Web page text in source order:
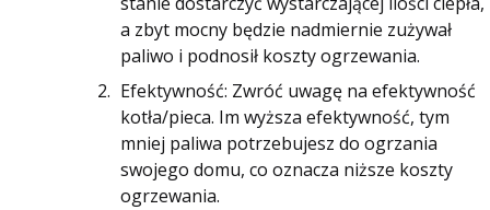
a zbyt mocny będzie nadmiernie zużywał
paliwo i podnosił koszty ogrzewania.
Efektywność: Zwróć uwagę na efektywność
kotła/pieca. Im wyższa efektywność, tym
mniej paliwa potrzebujesz do ogrzania
swojego domu, co oznacza niższe koszty
ogrzewania.